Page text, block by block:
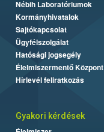
Nébih Laboratóriumok
Kormányhivatalok
Sajtókapcsolat
Ügyfélszolgálat
Hatósági jogsegély
Élelmiszermentő Központ
Hírlevél feliratkozás
Gyakori kérdések